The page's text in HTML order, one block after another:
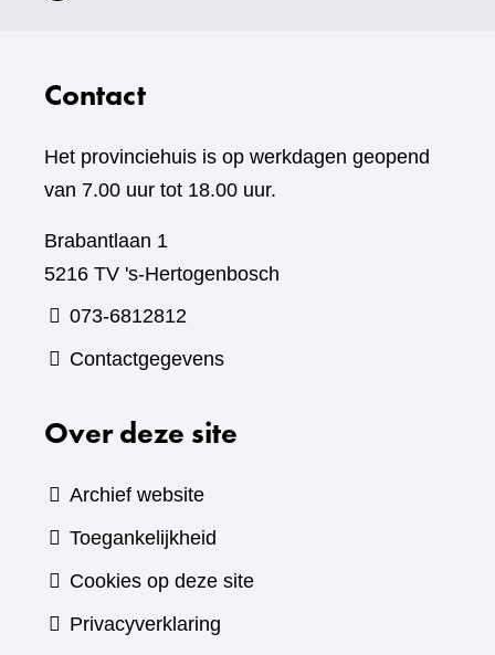
Contact
Het provinciehuis is op werkdagen geopend
van 7.00 uur tot 18.00 uur.
Brabantlaan 1
5216 TV 's-Hertogenbosch
073-6812812
Contactgegevens
Over deze site
Archief website
Toegankelijkheid
Cookies op deze site
Privacyverklaring